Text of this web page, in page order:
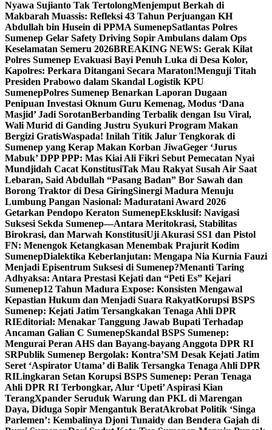
Nyawa Sujianto Tak TertolongMenjemput Berkah di
Makbarah Muassis: Refleksi 43 Tahun Perjuangan KH
Abdullah bin Husein di PPMA SumenepSatlantas Polres
Sumenep Gelar Safety Driving Sopir Ambulans dalam Ops
Keselamatan Semeru 2026BREAKING NEWS: Gerak Kilat
Polres Sumenep Evakuasi Bayi Penuh Luka di Desa Kolor,
Kapolres: Perkara Ditangani Secara Maraton!Menguji Titah
Presiden Prabowo dalam Skandal Logistik KPU
SumenepPolres Sumenep Benarkan Laporan Dugaan
Penipuan Investasi Oknum Guru Kemenag, Modus ‘Dana
Masjid’ Jadi SorotanBerbanding Terbalik dengan Isu Viral,
Wali Murid di Ganding Justru Syukuri Program Makan
Bergizi GratisWaspada! Inilah Titik Jalur Tengkorak di
Sumenep yang Kerap Makan Korban JiwaGeger ‘Jurus
Mabuk’ DPP PPP: Mas Kiai Ali Fikri Sebut Pemecatan Nyai
Mundjidah Cacat KonstitusiTak Mau Rakyat Susah Air Saat
Lebaran, Said Abdullah “Pasang Badan” Bor Sawah dan
Borong Traktor di Desa GiringSinergi Madura Menuju
Lumbung Pangan Nasional: Maduratani Award 2026
Getarkan Pendopo Keraton SumenepEksklusif: Navigasi
Suksesi Sekda Sumenep—Antara Meritokrasi, Stabilitas
Birokrasi, dan Marwah KonstitusiUji Akurasi SS1 dan Pistol
FN: Menengok Ketangkasan Menembak Prajurit Kodim
SumenepDialektika Keberlanjutan: Mengapa Nia Kurnia Fauzi
Menjadi Episentrum Suksesi di Sumenep?Menanti Taring
Adhyaksa: Antara Prestasi Kejati dan “Peti Es” Kejari
Sumenep12 Tahun Madura Expose: Konsisten Mengawal
Kepastian Hukum dan Menjadi Suara RakyatKorupsi BSPS
Sumenep: Kejati Jatim Tersangkakan Tenaga Ahli DPR
RIEditorial: Menakar Tanggung Jawab Bupati Terhadap
Ancaman Galian C SumenepSkandal BSPS Sumenep:
Mengurai Peran AHS dan Bayang-bayang Anggota DPR RI
SRPublik Sumenep Bergolak: Kontra’SM Desak Kejati Jatim
Seret ‘Aspirator Utama’ di Balik Tersangka Tenaga Ahli DPR
RILingkaran Setan Korupsi BSPS Sumenep: Peran Tenaga
Ahli DPR RI Terbongkar, Alur ‘Upeti’ Aspirasi Kian
TerangXpander Seruduk Warung dan PKL di Marengan
Daya, Diduga Sopir Mengantuk BeratAkrobat Politik ‘Singa
Parlemen’: Kembalinya Djoni Tunaidy dan Bendera Gajah di